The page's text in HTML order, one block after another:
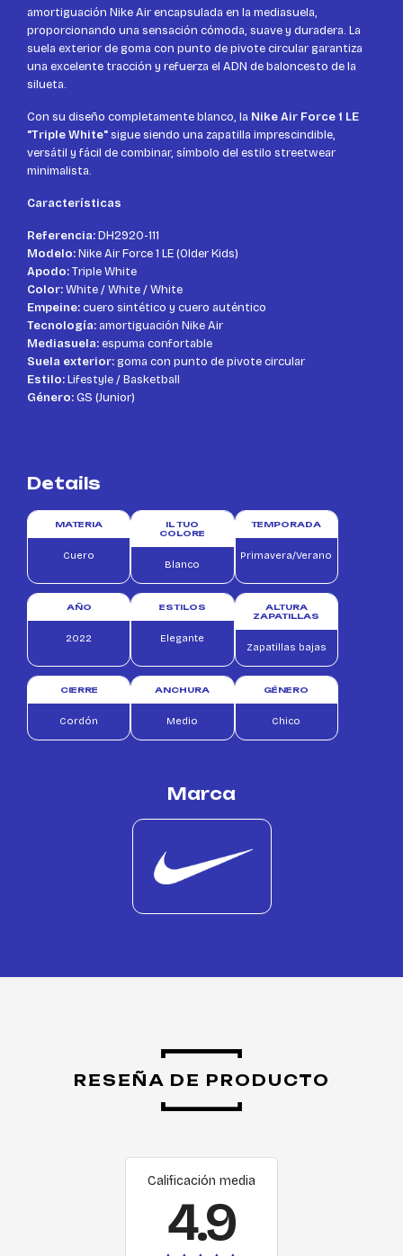
amortiguación Nike Air encapsulada en la mediasuela,
proporcionando una sensación cómoda, suave y duradera. La
suela exterior de goma con punto de pivote circular garantiza
una excelente tracción y refuerza el ADN de baloncesto de la
silueta.
Con su diseño completamente blanco, la Nike Air Force 1 LE
"Triple White"sigue siendo una zapatilla imprescindible,
versátil y fácil de combinar, símbolo del estilo streetwear
minimalista.
Características
Referencia:DH2920-111
Modelo:Nike Air Force 1 LE (Older Kids)
Apodo:Triple White
Color:White / White / White
Empeine:cuero sintético y cuero auténtico
Tecnología: amortiguación Nike Air
Mediasuela:espuma confortable
Suela exterior: goma con punto de pivote circular
Estilo:Lifestyle / Basketball
Género:GS (Junior)
Details
MATERIA
Cuero
IL TUO
COLORE
Blanco
TEMPORADA
Primavera/Verano
AÑO
2022
ESTILOS
Elegante
ALTURA
ZAPATILLAS
Zapatillas bajas
CIERRE
Cordón
ANCHURA
Medio
GÉNERO
Chico
Marca
RESEÑA DE PRODUCTO
Calificación media
4.9